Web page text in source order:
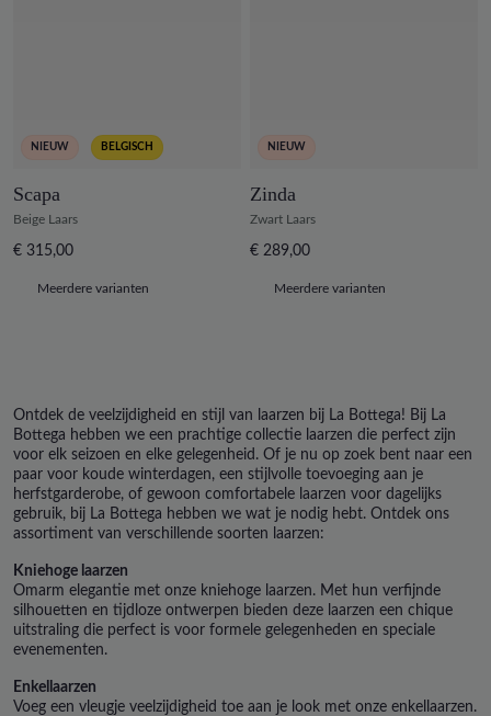
NIEUW BELGISCH
Scapa
Beige Laars
€ 315,00
Meerdere varianten
NIEUW
Zinda
Zwart Laars
€ 289,00
Meerdere varianten
Ontdek de veelzijdigheid en stijl van laarzen bij La Bottega! Bij La
Bottega hebben we een prachtige collectie laarzen die perfect zijn
voor elk seizoen en elke gelegenheid. Of je nu op zoek bent naar een
paar voor koude winterdagen, een stijlvolle toevoeging aan je
herfstgarderobe, of gewoon comfortabele laarzen voor dagelijks
gebruik, bij La Bottega hebben we wat je nodig hebt. Ontdek ons
assortiment van verschillende soorten laarzen:
Kniehoge laarzen
Omarm elegantie met onze kniehoge laarzen. Met hun verfijnde
silhouetten en tijdloze ontwerpen bieden deze laarzen een chique
uitstraling die perfect is voor formele gelegenheden en speciale
evenementen.
Enkellaarzen
Voeg een vleugje veelzijdigheid toe aan je look met onze enkellaarzen.